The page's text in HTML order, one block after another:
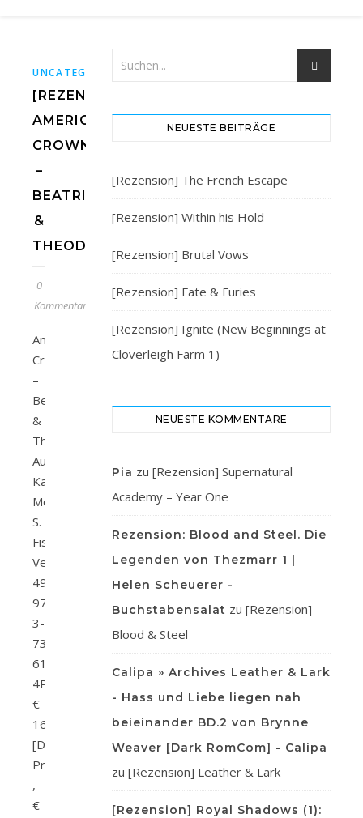
UNCATEGORIZED
[REZENSION]
AMERICAN
CROWN
–
BEATRICE
&
THEODORE
0
Kommentare
American
Crown
–
Beatrice
&
Theodore
Autor/in:
Katharine
McGeeVerlag:
S.
Fischer
VerlagSeitenanzahl:
496ISBN:
978-
3-
7373-
6122-
4Preis:
€
16,00
[D]
Print
,
€
NEUESTE BEITRÄGE
[Rezension] The French Escape
[Rezension] Within his Hold
[Rezension] Brutal Vows
[Rezension] Fate & Furies
[Rezension] Ignite (New Beginnings at
Cloverleigh Farm 1)
NEUESTE KOMMENTARE
Pia zu [Rezension] Supernatural
Academy – Year One
Rezension: Blood and Steel. Die
Legenden von Thezmarr 1 |
Helen Scheuerer -
Buchstabensalat zu [Rezension]
Blood & Steel
Calipa » Archives Leather & Lark
- Hass und Liebe liegen nah
beieinander BD.2 von Brynne
Weaver [Dark RomCom] - Calipa
zu [Rezension] Leather & Lark
[Rezension] Royal Shadows (1):